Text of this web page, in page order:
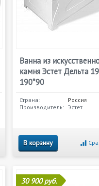
Ванна из
камня Эстет Дельта
190*90
Страна:
Россия
Производитель: Эстет
В корзину
30 900 руб.